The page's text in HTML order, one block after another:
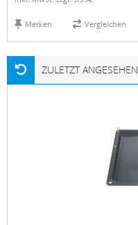
Merken Vergleichen
ZULETZT ANGESEHEN